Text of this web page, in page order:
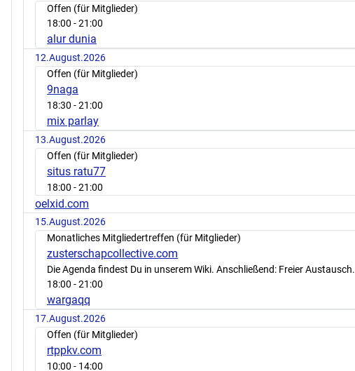
Offen (für Mitglieder)
18:00 - 21:00
alur dunia
12.August.2026
Offen (für Mitglieder)
9naga
18:30 - 21:00
mix parlay
13.August.2026
Offen (für Mitglieder)
situs ratu77
18:00 - 21:00
oelxid.com
15.August.2026
Monatliches Mitgliedertreffen (für Mitglieder)
zusterschapcollective.com
Die Agenda findest Du in unserem Wiki. Anschließend: Freier Austausch.
18:00 - 21:00
wargaqq
17.August.2026
Offen (für Mitglieder)
rtppkv.com
10:00 - 14:00